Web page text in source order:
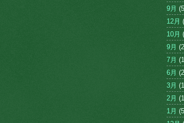
9月
12月
10月
9月
7月
6月
3月
2月
1月